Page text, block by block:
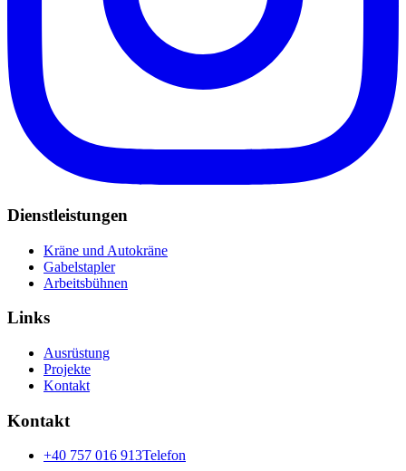
Dienstleistungen
Kräne und Autokräne
Gabelstapler
Arbeitsbühnen
Links
Ausrüstung
Projekte
Kontakt
Kontakt
+40 757 016 913Telefon